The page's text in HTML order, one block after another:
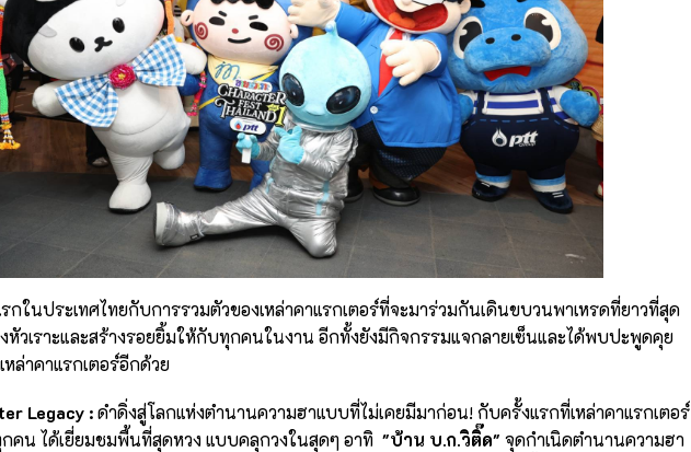
กในประเทศไทยกับการรวมตัวของเหล่าคาแรกเตอร์ที่จะมาร่วมกันเดินขบวนพาเหรดที่ยาวที่สุด
หัวเราะและสร้างรอยยิ้มให้กับทุกคนในงาน อีกทั้งยังมีกิจกรรมแจกลายเซ็นและได้พบปะพูดคุย
ล่าคาแรกเตอร์อีกด้วย
Legacy :ดำดิ่งสู่โลกแห่งตำนานความฮาแบบที่ไม่เคยมีมาก่อน! กับครั้งแรกที่เหล่าคาแรกเตอร์
คน ได้เยี่ยมชมพื้นที่สุดหวง แบบคลุกวงในสุดๆ อาทิ "บ้าน บ.ก.วิติ๊ด" จุดกำเนิดตำนานความฮา